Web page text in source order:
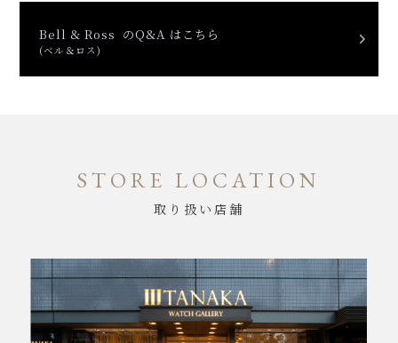
Bell & Ross のQ&A はこちら
(ベル＆ロス)
STORE LOCATION
取り扱い店舗